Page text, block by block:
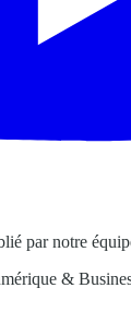
par notre
&